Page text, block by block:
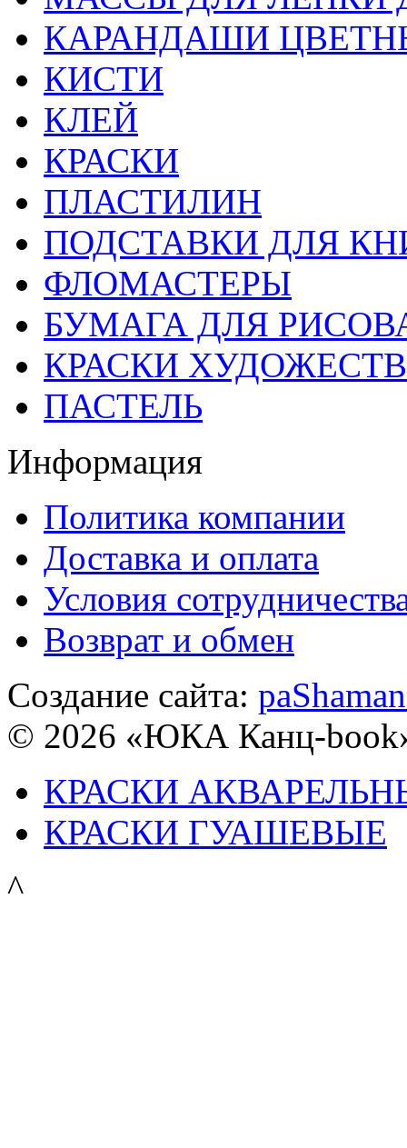
КАРАНДАШИ
КИСТИ
КЛЕЙ
КРАСКИ
ПЛАСТИЛИН
ПОДСТАВКИ ДЛЯ
ФЛОМАСТЕРЫ
БУМАГА ДЛЯ
КРАСКИ
ПАСТЕЛЬ
Информация
Политика компании
Доставка и оплата
Условия
Возврат и обмен
Создание сайта:
© 2026 «ЮКА Канц-
КРАСКИ
КРАСКИ ГУАШЕВЫЕ
^